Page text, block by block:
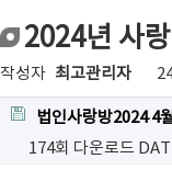
2024년 사
작성자 최고관리자
법인사랑방2024 4
174회 다운로드